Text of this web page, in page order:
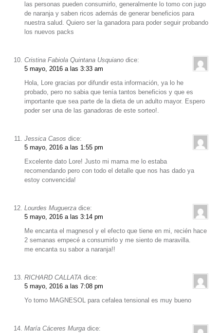
las personas pueden consumirlo, generalmente lo tomo con jugo
de naranja y saben ricos además de generar beneficios para
nuestra salud. Quiero ser la ganadora para poder seguir probando
los nuevos packs
Cristina Fabiola Quintana Usquiano dice:
5 mayo, 2016 a las 3:33 am
Hola, Lore gracias por difundir esta información, ya lo he
probado, pero no sabia que tenía tantos beneficios y que es
importante que sea parte de la dieta de un adulto mayor. Espero
poder ser una de las ganadoras de este sorteo!.
Jessica Casos dice:
5 mayo, 2016 a las 1:55 pm
Excelente dato Lore! Justo mi mama me lo estaba
recomendando pero con todo el detalle que nos has dado ya
estoy convencida!
Lourdes Muguerza dice:
5 mayo, 2016 a las 3:14 pm
Me encanta el magnesol y el efecto que tiene en mi, recién hace
2 semanas empecé a consumirlo y me siento de maravilla.
me encanta su sabor a naranja!!
RICHARD CALLATA dice:
5 mayo, 2016 a las 7:08 pm
Yo tomo MAGNESOL para cefalea tensional es muy bueno
María Cáceres Murga dice: